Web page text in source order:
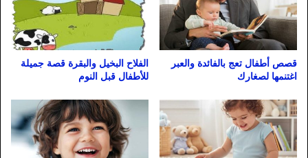
قصص أطفال تعج بالفائدة والعبر
اغتنمها لصغارك
الفلاح البخيل والبقرة قصة جميلة
للأطفال قبل النوم